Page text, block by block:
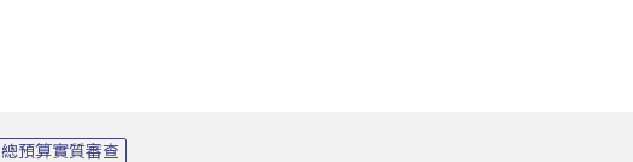
總預算實質審查